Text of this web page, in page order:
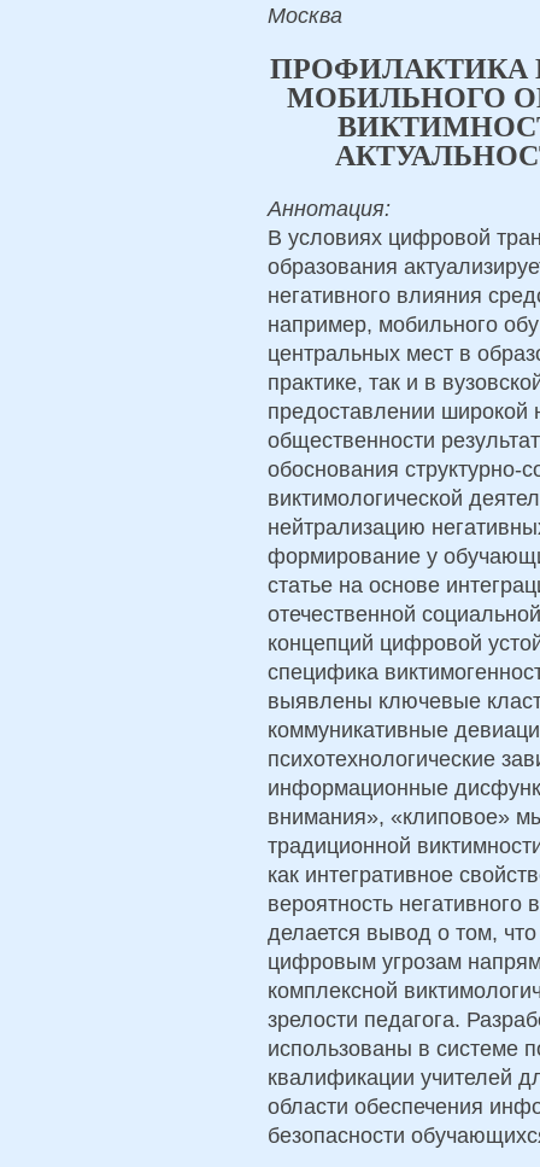
Москва
ПРОФИЛАКТИКА
МОБИЛЬНОГО
Аннотация:
В условиях цифровой
образования
негативного влияния
например, мобильного
центральных мест в
практике, так и в
предоставлении широкой
общественности
обоснования структурно-
виктимологической
нейтрализацию
формирование у
статье на основе
отечественной
концепций цифровой
специфика
выявлены ключевые
коммуникативные
психотехнологические
информационные
внимания», «клиповое»
традиционной
как интегративное
вероятность
делается вывод о том,
цифровым угрозам
комплексной
зрелости педагога.
использованы в системе
квалификации учителей
области обеспечения
безопасности